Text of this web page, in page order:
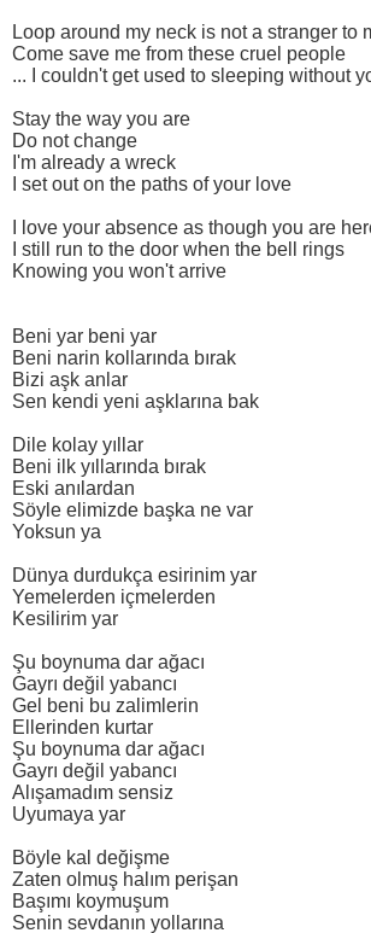
Loop around my neck is not a stranger to
Come save me from these cruel people
... I couldn't get used to sleeping without
Stay the way you are
Do not change
I'm already a wreck
I set out on the paths of your love
I love your absence as though you are
I still run to the door when the bell rings
Knowing you won't arrive
Beni yar beni yar
Beni narin kollarında bırak
Bizi aşk anlar
Sen kendi yeni aşklarına bak
Dile kolay yıllar
Beni ilk yıllarında bırak
Eski anılardan
Söyle elimizde başka ne var
Yoksun ya
Dünya durdukça esirinim yar
Yemelerden içmelerden
Kesilirim yar
Şu boynuma dar ağacı
Gayrı değil yabancı
Gel beni bu zalimlerin
Ellerinden kurtar
Şu boynuma dar ağacı
Gayrı değil yabancı
Alışamadım sensiz
Uyumaya yar
Böyle kal değişme
Zaten olmuş halım perişan
Başımı koymuşum
Senin sevdanın yollarına